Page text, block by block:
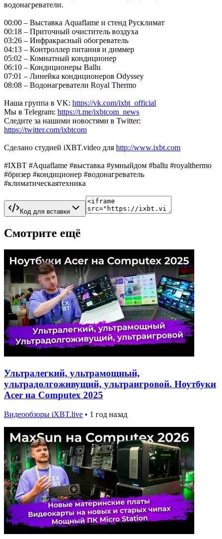
водонагреватели.
00:00 – Выставка Aquaflame и стенд Русклимат
00:18 – Приточный очиститель воздуха
03:26 – Инфракрасный обогреватель
04:13 – Контроллер питания и диммер
05:02 – Комнатный кондиционер
06:10 – Кондиционеры Ballu
07:01 – Линейка кондиционеров Odyssey
08:08 – Водонагреватели Royal Thermo
Наша группа в VK: https://vk.com/ixbt_official
Мы в Telegram: https://t.me/ixbtcom_news
Следите за нашими новостями в Twitter:
https://twitter.com/ixbtcom
Сделано студией iXBT.video для http://www.ixbt.com
#IXBT #Aquaflame #выставка #умныйдом #ballu #royalthermo
#бризер #кондиционер #водонагреватель
#климатическаятехника
Код для вставки
Смотрите ещё
Ультралегкий, ультрамощный,
ультрадолгоживущий, ультраигровой. Ноутбуки
Acer на Computex 2025
Видеообзоры iXBT.live • 1 год назад